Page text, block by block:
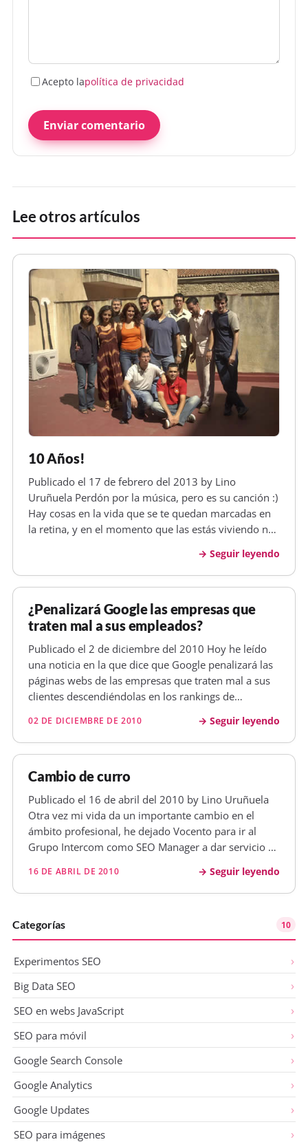
Acepto lapolítica de privacidad
Enviar comentario
Lee otros artículos
10 Años!
Publicado el 17 de febrero del 2013 by Lino
Uruñuela Perdón por la música, pero es su canción :)
Hay cosas en la vida que se te quedan marcadas en
la retina, y en el momento que las estás viviendo no
en tu vida. Podemos intentar planear nuestro futuro,
podemos soñar, p…
Seguir leyendo
¿Penalizará Google las empresas que
traten mal a sus empleados?
Publicado el 2 de diciembre del 2010 Hoy he leído
una noticia en la que dice que Google penalizará las
páginas webs de las empresas que traten mal a sus
clientes descendiéndolas en los rankings de
Pablogeo en su blog hace unos días . Vale, no veo
mal la medida, la cual supon…
02 DE DICIEMBRE DE 2010 Seguir leyendo
Cambio de curro
Publicado el 16 de abril del 2010 by Lino Uruñuela
Otra vez mi vida da un importante cambio en el
ámbito profesional, he dejado Vocento para ir al
Grupo Intercom como SEO Manager a dar servicio a
Vocento creí que me encontraría con un ambiente de
trabajo propio de la sede de…
16 DE ABRIL DE 2010 Seguir leyendo
Categorías 10
Experimentos SEO
Big Data SEO
SEO en webs JavaScript
SEO para móvil
Google Search Console
Google Analytics
Google Updates
SEO para imágenes